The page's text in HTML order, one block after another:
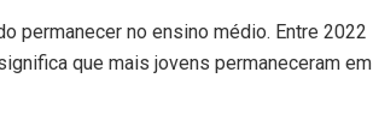
permanecer no ensino médio. Entre 2022
que mais jovens permaneceram em